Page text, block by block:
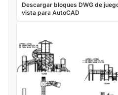
Descargar bloques DWG de
vista para AutoCAD